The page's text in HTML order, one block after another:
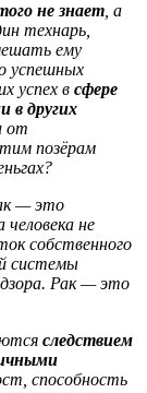
не знает , а
технарь,
ему
успешных
успех в сфере
в других
от
позёрам
— это
не
собственного
системы
Рак — это
следствием
способность